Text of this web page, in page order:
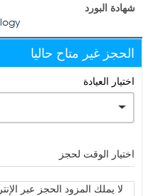
شهادة البورد
الحجز غير متاح حاليا
اختيار العيادة
اختيار الوقت لحجز
لا يملك المزود الحجز عبر